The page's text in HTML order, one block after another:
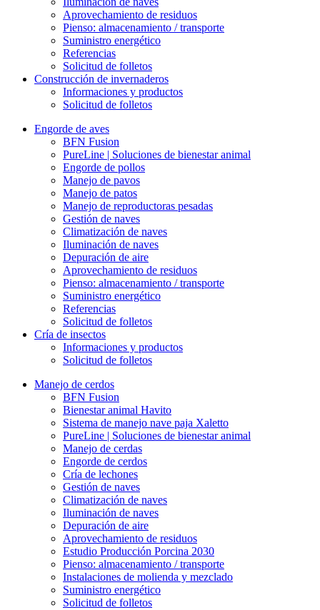
Aprovechamiento de residuos
Pienso: almacenamiento / transporte
Suministro energético
Referencias
Solicitud de folletos
Construcción de invernaderos
Informaciones y productos
Solicitud de folletos
Engorde de aves
BFN Fusion
PureLine | Soluciones de bienestar animal
Engorde de pollos
Manejo de pavos
Manejo de patos
Manejo de reproductoras pesadas
Gestión de naves
Climatización de naves
Iluminación de naves
Depuración de aire
Aprovechamiento de residuos
Pienso: almacenamiento / transporte
Suministro energético
Referencias
Solicitud de folletos
Cría de insectos
Informaciones y productos
Solicitud de folletos
Manejo de cerdos
BFN Fusion
Bienestar animal Havito
Sistema de manejo nave paja Xaletto
PureLine | Soluciones de bienestar animal
Manejo de cerdas
Engorde de cerdos
Cría de lechones
Gestión de naves
Climatización de naves
Iluminación de naves
Depuración de aire
Aprovechamiento de residuos
Estudio Producción Porcina 2030
Pienso: almacenamiento / transporte
Instalaciones de molienda y mezclado
Suministro energético
Solicitud de folletos